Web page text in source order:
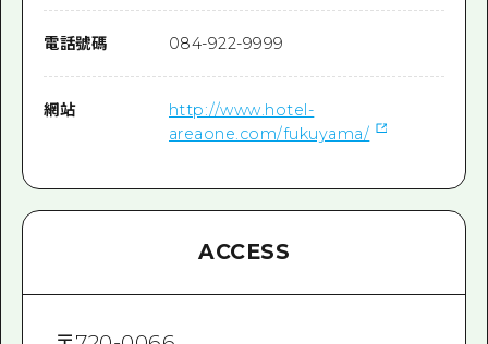
災難發生期間的交通資訊
廣島縣觀光宣傳冊
電話號碼 084-922-9999
網站
http://www.hotel-
areaone.com/fukuyama/
ACCESS